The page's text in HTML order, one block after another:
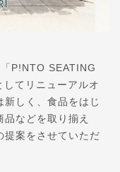
P!NTO SEATING
てリニューアルオ
しく、食品をはじ
などを取り揃え
提案をさせていただ